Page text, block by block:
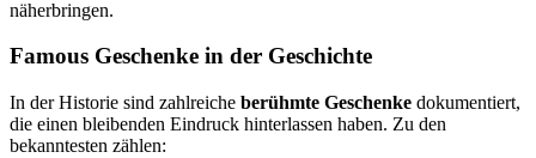
näherbringen.
Famous Geschenke in der Geschichte
In der Historie sind zahlreiche berühmte Geschenke dokumentiert,
die einen bleibenden Eindruck hinterlassen haben. Zu den
bekanntesten zählen: